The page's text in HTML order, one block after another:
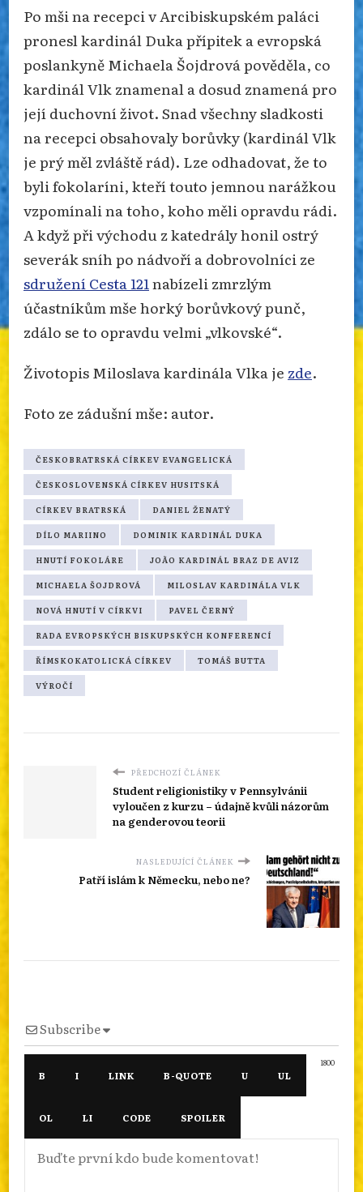
Po mši na recepci v Arcibiskupském paláci
pronesl kardinál Duka přípitek a evropská
poslankyně Michaela Šojdrová pověděla, co
kardinál Vlk znamenal a dosud znamená pro
její duchovní život. Snad všechny sladkosti
na recepci obsahovaly borůvky (kardinál Vlk
je prý měl zvláště rád). Lze odhadovat, že to
byli fokolaríni, kteří touto jemnou narážkou
vzpomínali na toho, koho měli opravdu rádi.
A když při východu z katedrály honil ostrý
severák sníh po nádvoří a dobrovolníci ze
sdružení Cesta 121 nabízeli zmrzlým
účastníkům mše horký borůvkový punč,
zdálo se to opravdu velmi „vlkovské“.
Životopis Miloslava kardinála Vlka je zde.
Foto ze zádušní mše: autor.
ČESKOBRATRSKÁ CÍRKEV EVANGELICKÁ
ČESKOSLOVENSKÁ CÍRKEV HUSITSKÁ
CÍRKEV BRATRSKÁ DANIEL ŽENATÝ
DÍLO MARIINO DOMINIK KARDINÁL DUKA
HNUTÍ FOKOLÁRE JOÃO KARDINÁL BRAZ DE AVIZ
MICHAELA ŠOJDROVÁ MILOSLAV KARDINÁLA VLK
NOVÁ HNUTÍ V CÍRKVI PAVEL ČERNÝ
RADA EVROPSKÝCH BISKUPSKÝCH KONFERENCÍ
ŘÍMSKOKATOLICKÁ CÍRKEV TOMÁŠ BUTTA
VÝROČÍ
PŘEDCHOZÍ ČLÁNEK
Student religionistiky v Pennsylvánii
vyloučen z kurzu – údajně kvůli názorům
na genderovou teorii
NASLEDUJÍCÍ ČLÁNEK
Patří islám k Německu, nebo ne?
Subscribe
1800